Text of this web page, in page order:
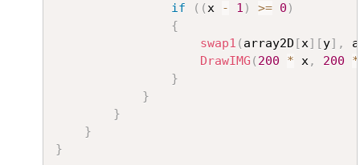
if
( (x - 1 ) >= 0 )
{
swap1 ( array2D [x] [y] ,
DrawIMG ( 200 * x, 200 *
}
}
}
}
}